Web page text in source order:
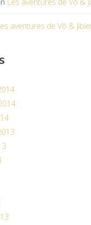
aventures de Vô &